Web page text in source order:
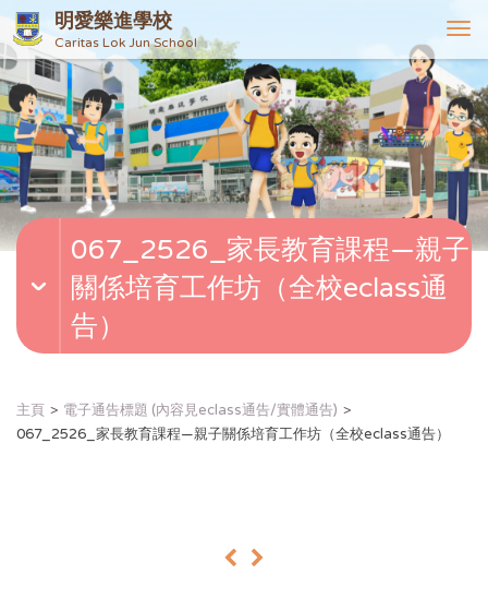
明愛樂進學校
Caritas Lok Jun School
T
o
g
g
l
e
n
v
i
i
067_2526_家長教育課程—親子
關係培育工作坊（全校eclass通
告）
主頁
電子通告標題 (內容見eclass通告/實體通告)
067_2526_家長教育課程—親子關係培育工作坊（全校eclass通告）
« »